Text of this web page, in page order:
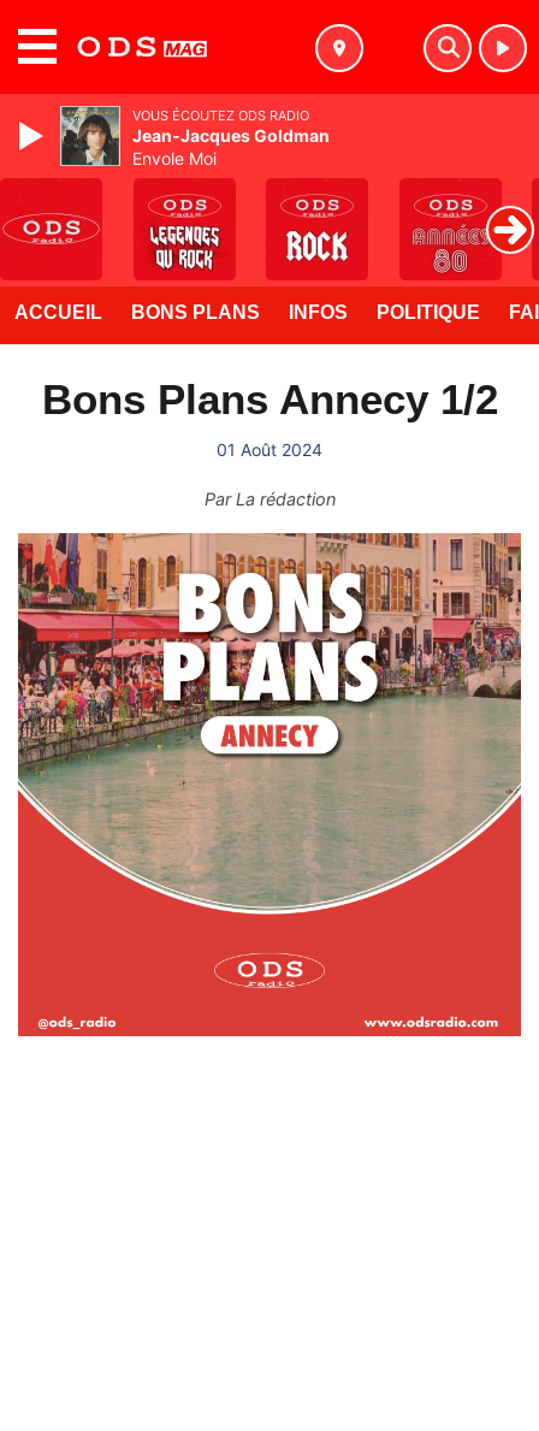
ACCUEIL BONS PLANS INFOS POLITIQUE
Bons Plans Annecy 1/2
01 Août 2024
ParLa rédaction
VOUS ÉCOUTEZ ODS RADIO
Jean-Jacques Goldman
Envole Moi